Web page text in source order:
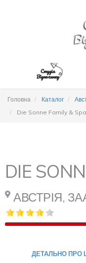
Головна Каталог
Die Sonne Family &
DIE
АВСТРІЯ,
ДЕТАЛЬНО ПРО